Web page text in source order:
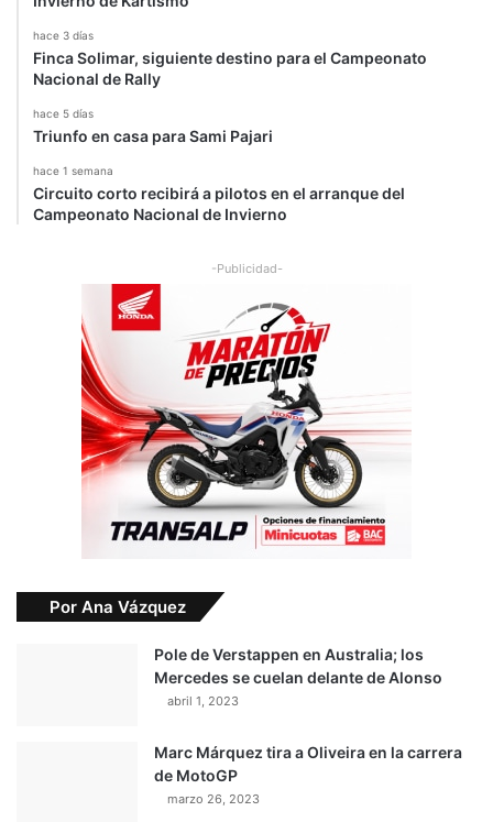
hace 3 días
Finca Solimar, siguiente destino para el Campeonato
Nacional de Rally
hace 5 días
Triunfo en casa para Sami Pajari
hace 1 semana
Circuito corto recibirá a pilotos en el arranque del
Campeonato Nacional de Invierno
-Publicidad-
Por Ana Vázquez
Pole de Verstappen en Australia; los
Mercedes se cuelan delante de Alonso
abril 1, 2023
Marc Márquez tira a Oliveira en la carrera
de MotoGP
marzo 26, 2023